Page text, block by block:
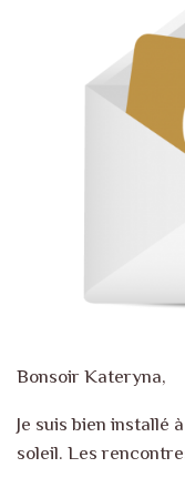
Bonsoir Kateryna,
Je suis bien installé
soleil. Les